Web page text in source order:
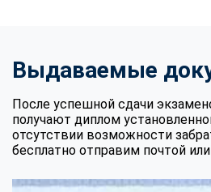
Выдаваемые
После успешной сдачи
получают диплом
отсутствии возможности
бесплатно отправим почтой